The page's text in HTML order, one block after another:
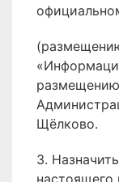
Щёлково.
3.
настоящего